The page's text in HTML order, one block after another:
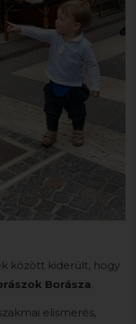
között kiderült, hogy
Borásza.
elismerés,